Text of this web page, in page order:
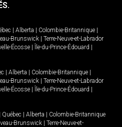
Alberta Colombie-Britannique
Brunswick
Terre-Neuve-et-Labrador
Écosse Île-du-Prince-Édouard
Alberta Colombie-Britannique
Brunswick
Terre-Neuve-et-Labrador
Écosse Île-du-Prince-Édouard
Québec Alberta
Colombie-Britannique
Brunswick
Terre-Neuve-et-